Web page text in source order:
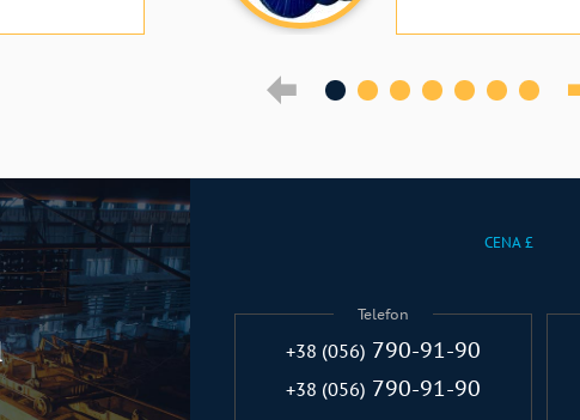
CENA £
Telefon
+38 (056) 790-91-90
+38 (056) 790-91-90